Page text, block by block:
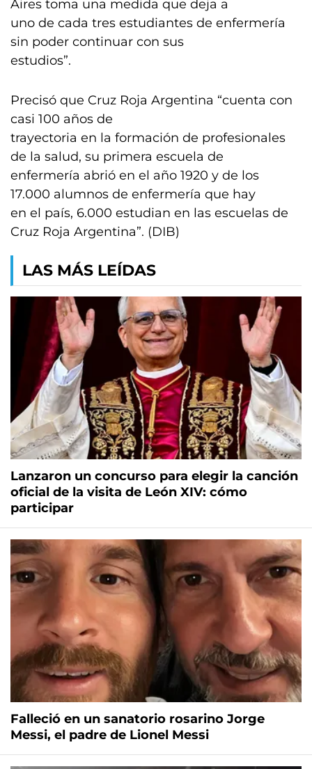
Aires toma una medida que deja a
uno de cada tres estudiantes de enfermería
sin poder continuar con sus
estudios”.
Precisó que Cruz Roja Argentina “cuenta con
casi 100 años de
trayectoria en la formación de profesionales
de la salud, su primera escuela de
enfermería abrió en el año 1920 y de los
17.000 alumnos de enfermería que hay
en el país, 6.000 estudian en las escuelas de
Cruz Roja Argentina”. (DIB)
LAS MÁS LEÍDAS
Lanzaron un concurso para elegir la canción
oficial de la visita de León XIV: cómo
participar
Falleció en un sanatorio rosarino Jorge
Messi, el padre de Lionel Messi